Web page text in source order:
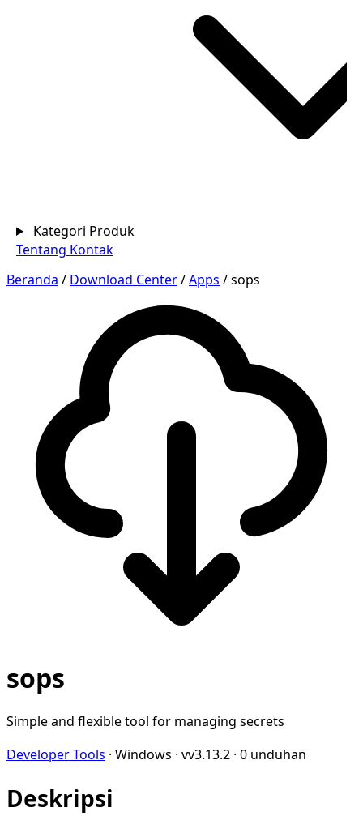
Kategori Produk
Tentang Kontak
Beranda / Download Center/Apps /sops
sops
Simple and flexible tool for managing secrets
Developer Tools · Windows · vv3.13.2 · 0 unduhan
Deskripsi